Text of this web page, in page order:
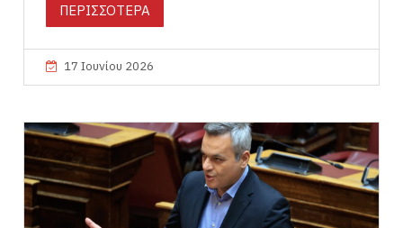
ΠΕΡΙΣΣΟΤΕΡΑ
17 Ιουνίου 2026